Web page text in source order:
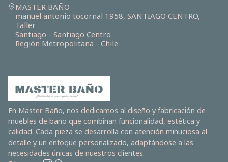
MASTER BAÑO
manuel antonio tocornal 1958, SANTIAGO CENTRO,
Taller
Santiago - Santiago Centro
Región Metropolitana - Chile
En Master Baño, nos dedicamos al diseño y fabricación de
muebles de baño que combinan funcionalidad, estética y
calidad. Cada pieza se desarrolla con atención minuciosa al
detalle y un enfoque personalizado, adaptándose a las
necesidades únicas de nuestros clientes.